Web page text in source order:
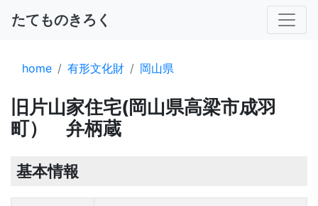
たてものきろく
home 有形文化財 岡山県
旧片山家住宅(岡山県高梁市成羽
町） 弁柄蔵
基本情報